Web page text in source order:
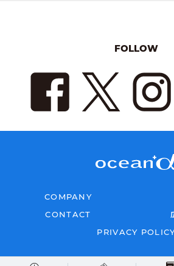
FOLLOW
COMPANY
CONTACT
PRIVACY
Copyright © 2026 oceana All